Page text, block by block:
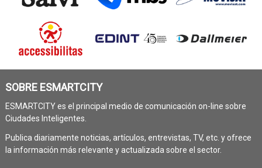
SOBRE ESMARTCITY
ESMARTCITY es el principal medio de comunicación on-line sobre
Ciudades Inteligentes.
Publica diariamente noticias, artículos, entrevistas, TV, etc. y ofrece
la información más relevante y actualizada sobre el sector.